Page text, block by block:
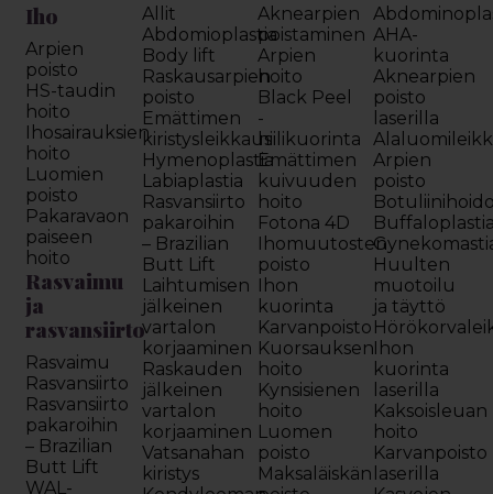
Iho
Arpien
poisto
HS-taudin
hoito
Ihosairauksien
hoito
Luomien
poisto
Pakaravaon
paiseen
hoito
Rasvaimu
ja
rasvansiirto
Rasvaimu
Rasvansiirto
Rasvansiirto
pakaroihin
– Brazilian
Butt Lift
WAL-
Allit
Abdomioplastia
Body lift
Raskausarpien
poisto
Emättimen
kiristysleikkaus
Hymenoplastia
Labiaplastia
Rasvansiirto
pakaroihin
– Brazilian
Butt Lift
Laihtumisen
jälkeinen
vartalon
korjaaminen
Raskauden
jälkeinen
vartalon
korjaaminen
Vatsanahan
kiristys
Aknearpien
poistaminen
Arpien
hoito
Black Peel
-
hiilikuorinta
Emättimen
kuivuuden
hoito
Fotona 4D
Ihomuutosten
poisto
Ihon
kuorinta
Karvanpoisto
Kuorsauksen
hoito
Kynsisienen
hoito
Luomen
poisto
Maksaläiskän
AHA-
kuorinta
Aknearpien
poisto
laserilla
Arpien
poisto
Huulten
muotoilu
ja täyttö
Ihon
kuorinta
laserilla
Kaksoisleuan
hoito
Karvanpoisto
laserilla